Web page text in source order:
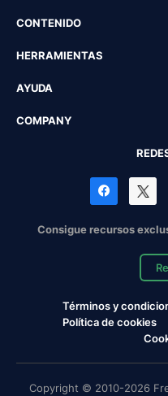
CONTENIDO
HERRAMIENTAS
AYUDA
COMPANY
Consigue recursos
Términos y
Política de cookies
Copyright © 2010-2026